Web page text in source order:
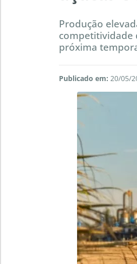
Produção
competitividade
próxima
Publicado em: 20/05/